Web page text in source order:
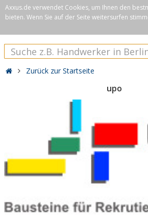
Axxus.de verwendet Cookies, um Ihnen den
bieten. Wenn Sie auf der Seite weitersurfen
Zurück zur Startseite
upo